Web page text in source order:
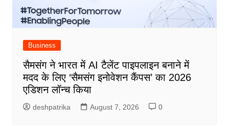
Business
सैमसंग ने भारत में AI टैलेंट पाइपलाइन बनाने में
मदद के लिए ‘सैमसंग इनोवेशन कैंपस’ का 2026
एडिशन लॉन्च किया
deshpatrika August 7, 2026 0